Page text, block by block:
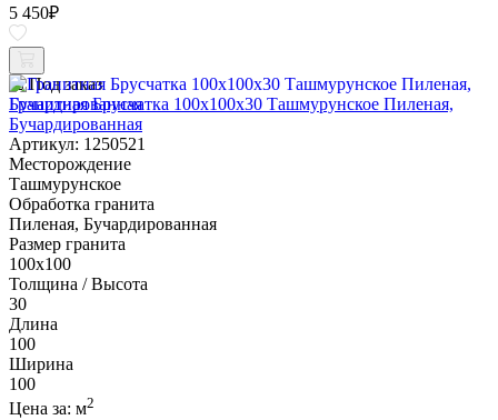
5 450₽
Под заказ
Гранитная Брусчатка 100х100x30 Ташмурунское Пиленая,
Бучардированная
Артикул: 1250521
Месторождение
Ташмурунское
Обработка гранита
Пиленая, Бучардированная
Размер гранита
100х100
Толщина / Высота
30
Длина
100
Ширина
100
Цена за: м2